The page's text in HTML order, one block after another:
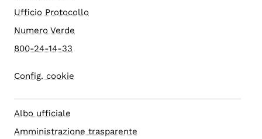
Ufficio Protocollo
Numero Verde
800-24-14-33
Config. cookie
Albo ufficiale
Amministrazione trasparente